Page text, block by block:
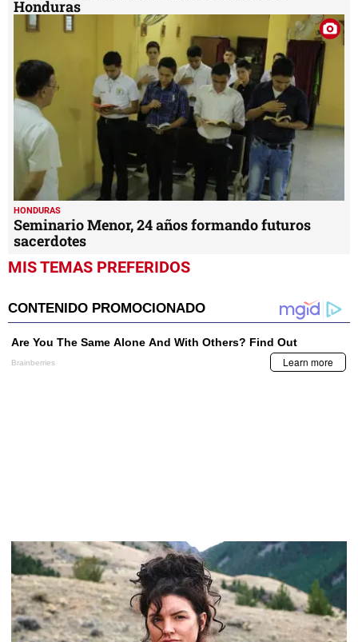
Honduras
HONDURAS
Seminario Menor, 24 años formando futuros
sacerdotes
MIS TEMAS PREFERIDOS